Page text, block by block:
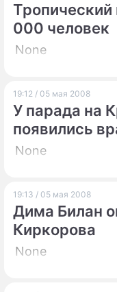
000 человек
None
19:12 / 05 мая 2008
У парада на
появились
None
19:13 / 05 мая 2008
Дима Билан
Киркорова
None